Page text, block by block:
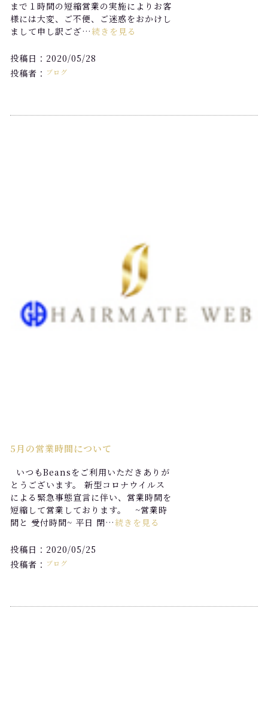
まで１時間の短縮営業の実施によりお客
様には大変、ご不便、ご迷惑をおかけし
まして申し訳ござ… 続きを見る
投稿日：2020/05/28
投稿者： ブログ
5月の営業時間について
いつもBeansをご利用いただきありが
とうございます。 新型コロナウイルス
による緊急事態宣言に伴い、営業時間を
短縮して営業しております。 ~営業時
間と 受付時間~ 平日 閉… 続きを見る
投稿日：2020/05/25
投稿者： ブログ